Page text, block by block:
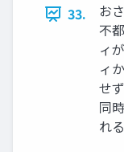
33.
お
不
ィ
ィ
せ
同
れる